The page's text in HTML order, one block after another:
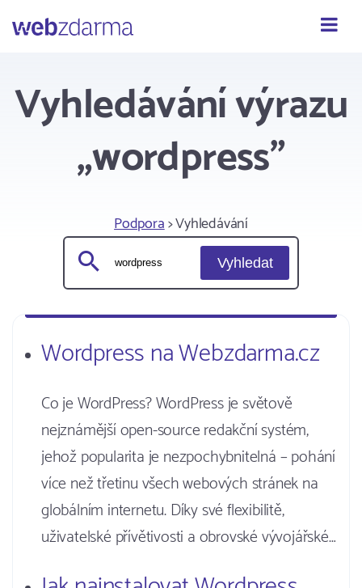
Vyhledávání výrazu
„wordpress"
Podpora> Vyhledávání
Vyhledat
Wordpress na Webzdarma.cz
Co je WordPress? WordPress je světově
nejznámější open-source redakční systém,
jehož popularita je nezpochybnitelná – pohání
více než třetinu všech webových stránek na
globálním internetu. Díky své flexibilitě,
uživatelské přívětivosti a obrovské vývojářské…